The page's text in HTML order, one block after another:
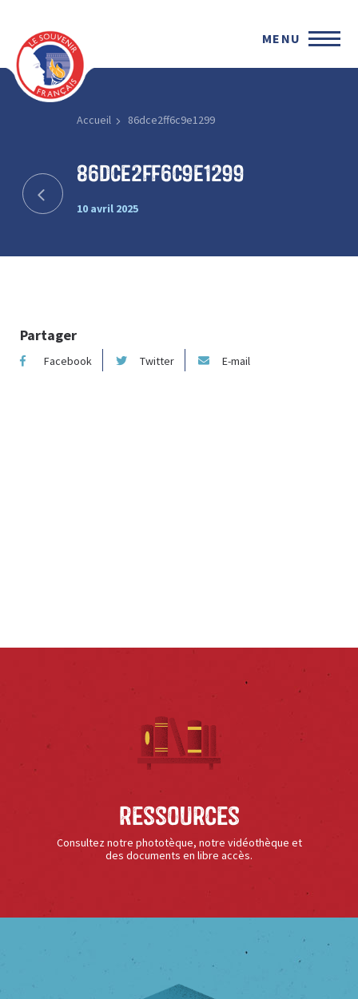
MENU
Accueil 86dce2ff6c9e1299
86dce2ff6c9e1299
10 avril 2025
Partager
Facebook Twitter E-mail
Ressources
Consultez notre phototèque, notre vidéothèque et
des documents en libre accès.